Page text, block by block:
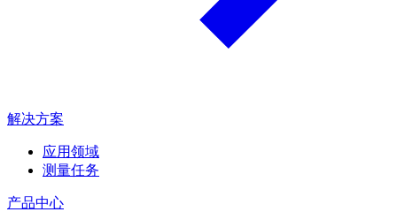
解决方案
应用领域
测量任务
产品中心